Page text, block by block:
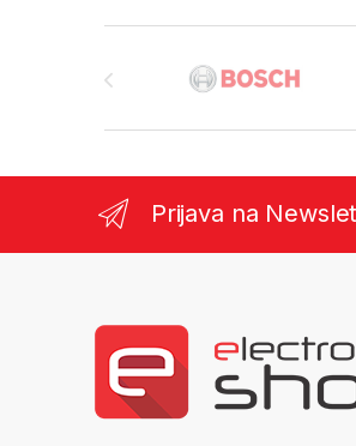
Prijava na